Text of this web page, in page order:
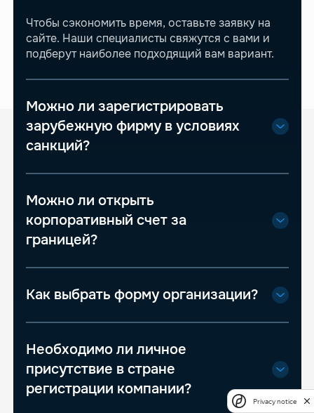
Чтобы сэкономить время, оставьте заявку на
сайте. Наши специалисты свяжутся с вами и
подберут наиболее подходящий вам вариант.
Можно ли зарегистрировать
зарубежную фирму в условиях
санкций?
Можно ли открыть
корпоративный счет за
границей?
Как выбрать форму организации?
Необходимо ли личное
присутствие в стране
регистрации компании?
Privacy notice